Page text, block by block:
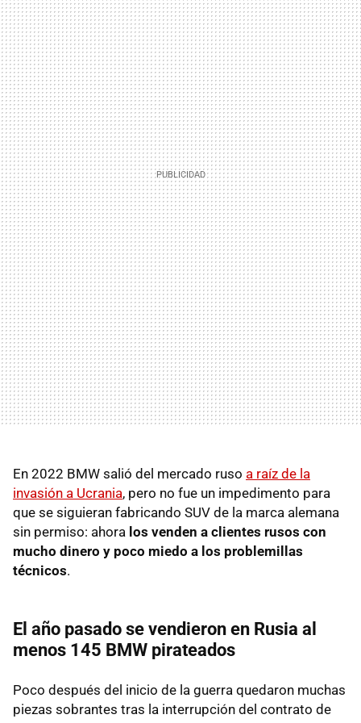
En 2022 BMW salió del mercado ruso a raíz de la
invasión a Ucrania, pero no fue un impedimento para
que se siguieran fabricando SUV de la marca alemana
sin permiso: ahora los venden a clientes rusos con
mucho dinero y poco miedo a los problemillas
técnicos.
El año pasado se vendieron en Rusia al
menos 145 BMW pirateados
Poco después del inicio de la guerra quedaron muchas
piezas sobrantes tras la interrupción del contrato de